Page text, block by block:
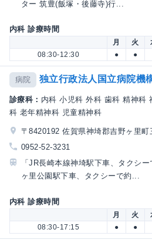
ター 筑豊(飯塚・後藤寺)行...
内科 診療時間
月 火
08:30-12:30
● ●
病院 独立行政法人国立病院機
診療科： 内科 小児科 外科 歯科 精神科
科 老年精神科 児童精神科
〒8420192 佐賀県神埼郡吉野ヶ里町
0952-52-3231
「JR長崎本線神埼駅下車、タクシ
ヶ里公園駅下車、タクシーで約...
内科 診療時間
月 火
08:30-17:15
● ●